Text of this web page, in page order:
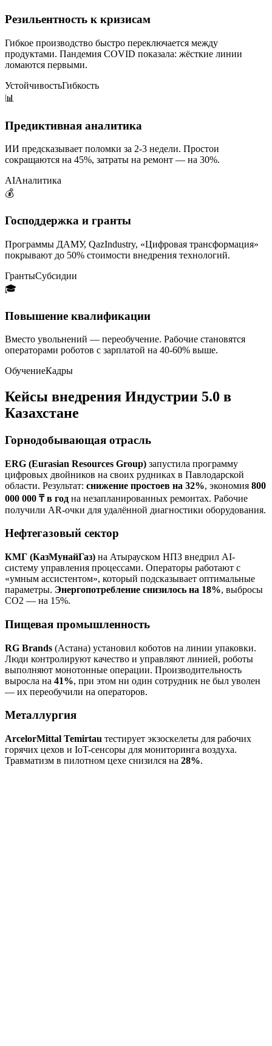
Резильентность к кризисам
Гибкое производство быстро переключается между
продуктами. Пандемия COVID показала: жёсткие линии
ломаются первыми.
УстойчивостьГибкость
📊
Предиктивная аналитика
ИИ предсказывает поломки за 2-3 недели. Простои
сокращаются на 45%, затраты на ремонт — на 30%.
AIАналитика
💰
Господдержка и гранты
Программы ДАМУ, QazIndustry, «Цифровая трансформация»
покрывают до 50% стоимости внедрения технологий.
ГрантыСубсидии
🎓
Повышение квалификации
Вместо увольнений — переобучение. Рабочие становятся
операторами роботов с зарплатой на 40-60% выше.
ОбучениеКадры
Кейсы внедрения Индустрии 5.0 в
Казахстане
Горнодобывающая отрасль
ERG (Eurasian Resources Group) запустила программу
цифровых двойников на своих рудниках в Павлодарской
области. Результат: снижение простоев на 32%, экономия 800
000 000 ₸ в год на незапланированных ремонтах. Рабочие
получили AR-очки для удалённой диагностики оборудования.
Нефтегазовый сектор
КМГ (КазМунайГаз) на Атырауском НПЗ внедрил AI-
систему управления процессами. Операторы работают с
«умным ассистентом», который подсказывает оптимальные
параметры. Энергопотребление снизилось на 18%, выбросы
CO2 — на 15%.
Пищевая промышленность
RG Brands (Астана) установил коботов на линии упаковки.
Люди контролируют качество и управляют линией, роботы
выполняют монотонные операции. Производительность
выросла на 41%, при этом ни один сотрудник не был уволен
— их переобучили на операторов.
Металлургия
ArcelorMittal Temirtau тестирует экзоскелеты для рабочих
горячих цехов и IoT-сенсоры для мониторинга воздуха.
Травматизм в пилотном цехе снизился на 28%.